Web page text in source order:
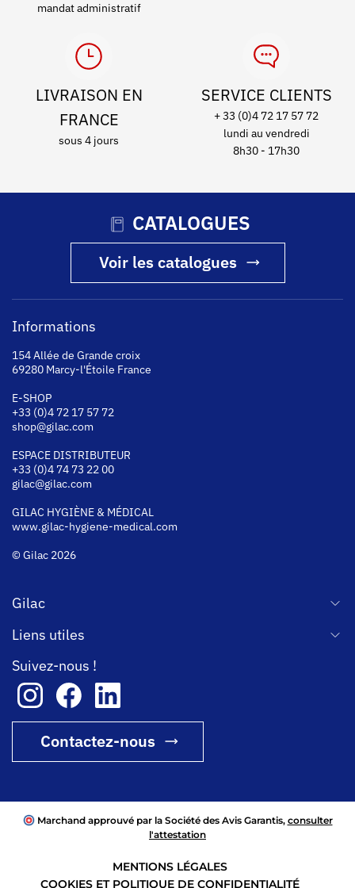
mandat administratif
LIVRAISON EN
FRANCE
sous 4 jours
SERVICE CLIENTS
+ 33 (0)4 72 17 57 72
lundi au vendredi
8h30 - 17h30
CATALOGUES
Voir les catalogues
Informations
154 Allée de Grande croix
69280 Marcy-l'Étoile France
E-SHOP
+33 (0)4 72 17 57 72
shop@gilac.com
ESPACE DISTRIBUTEUR
+33 (0)4 74 73 22 00
gilac@gilac.com
GILAC HYGIÈNE & MÉDICAL
www.gilac-hygiene-medical.com
© Gilac 2026
Gilac
Liens utiles
Suivez-nous !
Contactez-nous
Marchand approuvé par la Société des Avis Garantis, consulter
l'attestation
MENTIONS LÉGALES
COOKIES ET POLITIQUE DE CONFIDENTIALITÉ